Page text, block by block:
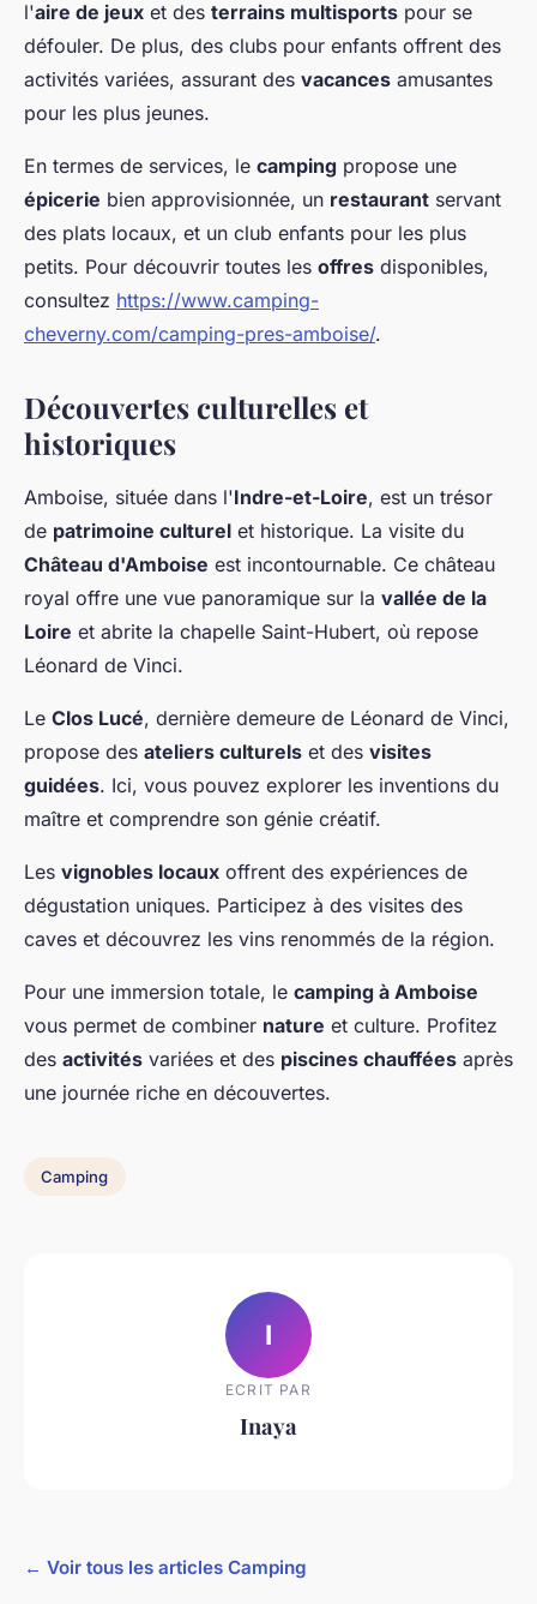
l'aire de jeux et des terrains multisports pour se
défouler. De plus, des clubs pour enfants offrent des
activités variées, assurant des vacances amusantes
pour les plus jeunes.
En termes de services, le camping propose une
épicerie bien approvisionnée, un restaurant servant
des plats locaux, et un club enfants pour les plus
petits. Pour découvrir toutes les offres disponibles,
consultez https://www.camping-
cheverny.com/camping-pres-amboise/.
Découvertes culturelles et
historiques
Amboise, située dans l'Indre-et-Loire, est un trésor
de patrimoine culturel et historique. La visite du
Château d'Amboise est incontournable. Ce château
royal offre une vue panoramique sur la vallée de la
Loire et abrite la chapelle Saint-Hubert, où repose
Léonard de Vinci.
Le Clos Lucé, dernière demeure de Léonard de Vinci,
propose des ateliers culturels et des visites
guidées. Ici, vous pouvez explorer les inventions du
maître et comprendre son génie créatif.
Les vignobles locaux offrent des expériences de
dégustation uniques. Participez à des visites des
caves et découvrez les vins renommés de la région.
Pour une immersion totale, le camping à Amboise
vous permet de combiner nature et culture. Profitez
des activités variées et des piscines chauffées après
une journée riche en découvertes.
Camping
I
ECRIT PAR
Inaya
← Voir tous les articles Camping